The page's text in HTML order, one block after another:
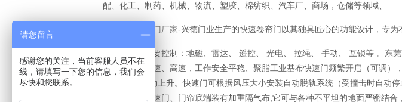
配、化工、制药、机械、物流、塑胶、棉纺织、汽车厂、商场，仓储等领域、
快速卷帘门厂家-兴德门业生产的快速卷帘门以其独具匠心的功能设计，专为
快速卷帘门主要控制：地磁、雷达、 遥控、 光电、 拉绳、 手动、 互锁等 。
度，以确保快速、高速，工作安全平稳、聚脂工业基布快速门频繁开启（可调
2公斤左右自动上升。快速门可根据风压大小安装自动脱轨系统（受撞击时自
专用地线。快速门、门帘底端装有加重隔气布,它可与各种不平坦的地面严密结
请您留言
感谢您的关注，当前客服人员不在
线，请填写一下您的信息，我们会
尽快和您联系。